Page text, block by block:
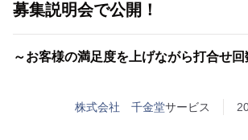
募集説明会で公開！
～お客様の満足度を上げながら打合せ
株式会社 千金堂サービス